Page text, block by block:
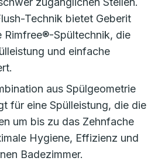
Technik bietet Geberit
Rimfree®-Spültechnik, die
und einfache
aus Spülgeometrie
für eine Spülleistung, die die
um bis zu das Zehnfache
Hygiene, Effizienz und
Badezimmer.